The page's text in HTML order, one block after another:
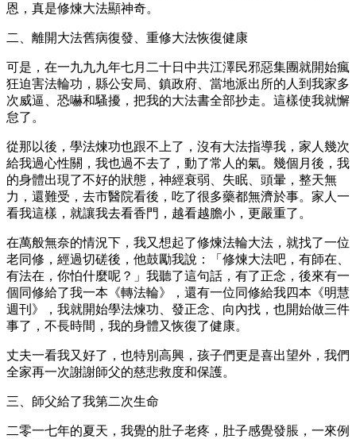
恩，真是修煉大法顯神奇。
二、離開大法舊病復發、重修大法恢復健康
可是，在一九九九年七月二十日中共江澤民邪惡集團就開始瘋
狂迫害法輪功，縣公安局、鎮政府、當地派出所的人到我家多
次威逼、恐嚇和騷擾，把我的大法書全部抄走。這樣使我就懈
怠了。
從那以後，學法煉功也跟不上了，沒有大法指導我，家人幾次
給我過心性關，我也過不去了，動了常人的氣。幾個月後，我
的身體出現了不好的狀態，神經衰弱、失眠、頭暈，整天無
力，還難受，去市醫院看後，吃了很多藥都無濟於事。家人一
看我這樣，就讓我去看香門，越看越膽小，更嚴重了。
在萬般無奈的情況下，我又想起了修煉法輪大法，就找了一位
老同修，經過切磋後，他鼓勵我說：「修煉大法吧，有師在、
有法在，你怕什麼呢？」我聽了這句話，有了正念，後來有一
個同修給了我一本《轉法輪》，還有一位同修給我四本《明慧
週刊》，我就開始學法煉功、發正念、向內找，也開始做三件
事了，不長時間，我的身體又恢復了健康。
丈夫一看我又好了，也特別高興，孩子們更是喜出望外，我們
全家再一次謝謝師父的慈悲救度和保護。
三、師父給了我第二次生命
二零一七年的夏天，我覺的肚子老疼，肚子感覺發脹，一來例